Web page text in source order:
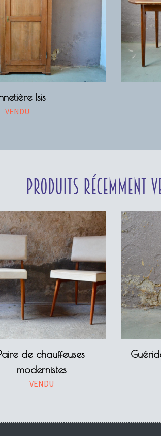
Isis
VENDU
Produits récemment
de chauffeuses
modernistes
VENDU